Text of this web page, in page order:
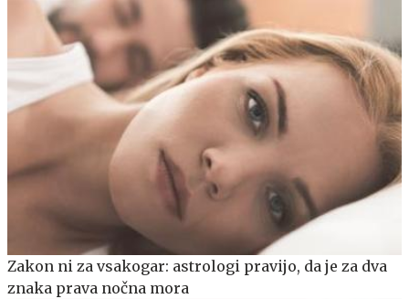
Zakon ni za vsakogar: astrologi pravijo, da je za dva
znaka prava nočna mora